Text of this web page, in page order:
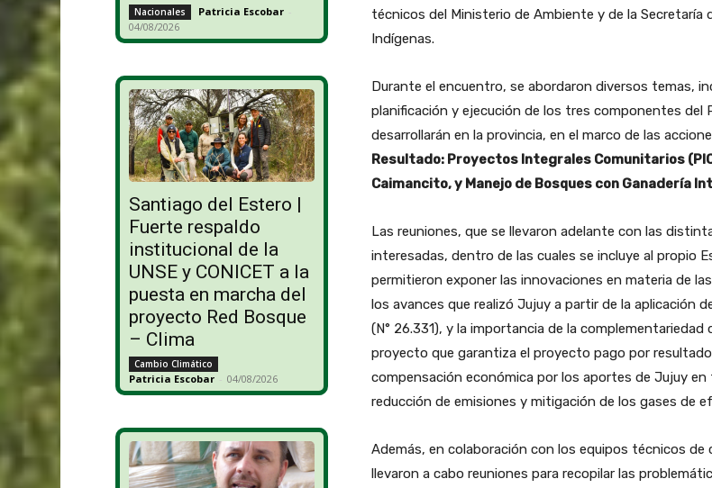
Nacionales Patricia Escobar -
04/08/2026
Santiago del Estero |
Fuerte respaldo
institucional de la
UNSE y CONICET a la
puesta en marcha del
proyecto Red Bosque
– Clima
Cambio Climático
Patricia Escobar - 04/08/2026
técnicos del Ministerio de Ambiente y de la Secretaría
Indígenas.
Durante el encuentro, se abordaron diversos temas,
planificación y ejecución de los tres componentes del
desarrollarán en la provincia, en el marco de las
Resultado: Proyectos Integrales Comunitarios
Caimancito, y Manejo de Bosques con Ganadería
Las reuniones, que se llevaron adelante con las
interesadas, dentro de las cuales se incluye al propio
permitieron exponer las innovaciones en materia de
los avances que realizó Jujuy a partir de la aplicación
(N° 26.331), y la importancia de la complementariedad
proyecto que garantiza el proyecto pago por
compensación económica por los aportes de Jujuy en
reducción de emisiones y mitigación de los gases de
Además, en colaboración con los equipos técnicos de
llevaron a cabo reuniones para recopilar las